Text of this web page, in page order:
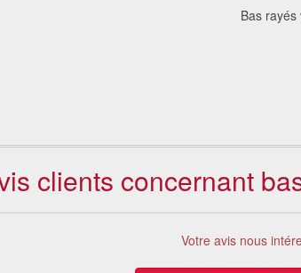
Bas
clients concernant
Votre avis nous